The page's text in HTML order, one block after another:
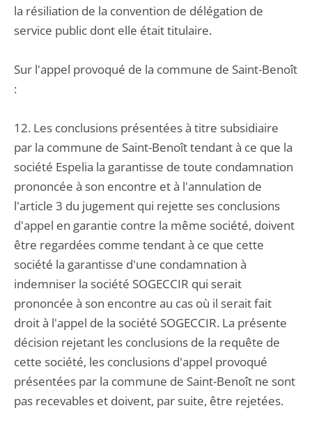
la résiliation de la convention de délégation de
service public dont elle était titulaire.
Sur l'appel provoqué de la commune de Saint-Benoît
:
12. Les conclusions présentées à titre subsidiaire
par la commune de Saint-Benoît tendant à ce que la
société Espelia la garantisse de toute condamnation
prononcée à son encontre et à l'annulation de
l'article 3 du jugement qui rejette ses conclusions
d'appel en garantie contre la même société, doivent
être regardées comme tendant à ce que cette
société la garantisse d'une condamnation à
indemniser la société SOGECCIR qui serait
prononcée à son encontre au cas où il serait fait
droit à l'appel de la société SOGECCIR. La présente
décision rejetant les conclusions de la requête de
cette société, les conclusions d'appel provoqué
présentées par la commune de Saint-Benoît ne sont
pas recevables et doivent, par suite, être rejetées.